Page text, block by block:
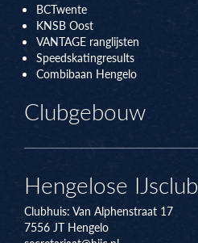
BCTwente
KNSB Oost
VANTAGE ranglijsten
Speedskatingresults
Combibaan Hengelo
Clubgebouw
Hengelose IJsclub
Clubhuis: Van Alphenstraat 17
7556 JT Hengelo